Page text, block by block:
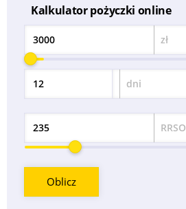
Kalkulator pożyczki online
Kwota zł
Okres dni
Odsetek RRSO
Oblicz